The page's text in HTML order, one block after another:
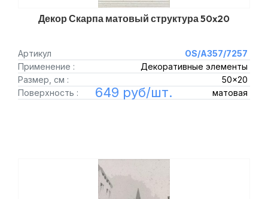
Декор Скарпа матовый структура 50x20
Артикул
OS/A357/7257
Применение :
Декоративные элементы
Размер, см :
50x20
Поверхность :
матовая
649 руб/шт.